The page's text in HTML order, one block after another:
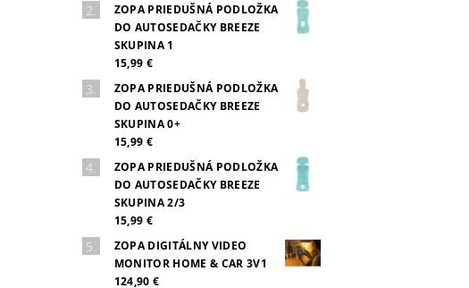
ZOPA PRIEDUŠNÁ PODLOŽKA
DO AUTOSEDAČKY BREEZE
SKUPINA 1
15,99 €
ZOPA PRIEDUŠNÁ PODLOŽKA
DO AUTOSEDAČKY BREEZE
SKUPINA 0+
15,99 €
ZOPA PRIEDUŠNÁ PODLOŽKA
DO AUTOSEDAČKY BREEZE
SKUPINA 2/3
15,99 €
ZOPA DIGITÁLNY VIDEO
MONITOR HOME & CAR 3V1
124,90 €